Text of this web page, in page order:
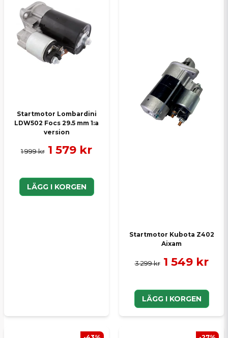
Startmotor Lombardini
LDW502 Focs 29.5 mm 1:a
version
1 999 kr 1 579 kr
LÄGG I KORGEN
Startmotor Kubota Z402
Aixam
3 299 kr 1 549 kr
LÄGG I KORGEN
Skicka en fråga